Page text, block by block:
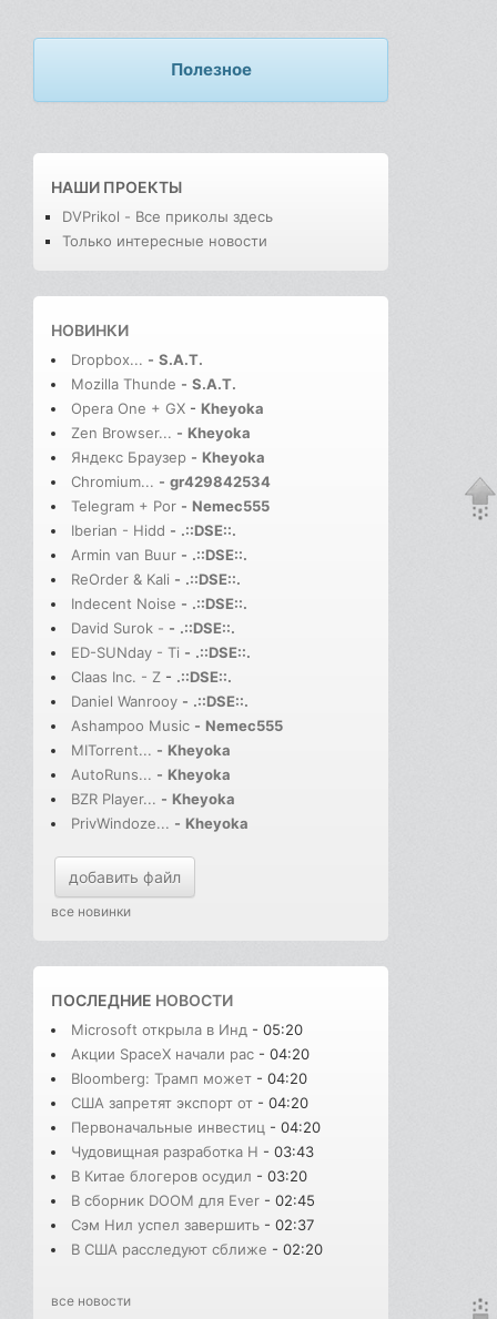
Полезное
НАШИ ПРОЕКТЫ
DVPrikol - Все приколы здесь
Только интересные новости
НОВИНКИ
Dropbox... - S.A.T.
Mozilla Thunde - S.A.T.
Opera One + GX - Kheyoka
Zen Browser... - Kheyoka
Яндекс Браузер - Kheyoka
Chromium... - gr429842534
Telegram + Por - Nemec555
Iberian - Hidd - .::DSE::.
Armin van Buur - .::DSE::.
ReOrder & Kali - .::DSE::.
Indecent Noise - .::DSE::.
David Surok - - .::DSE::.
ED-SUNday - Ti - .::DSE::.
Claas Inc. - Z - .::DSE::.
Daniel Wanrooy - .::DSE::.
Ashampoo Music - Nemec555
MITorrent... - Kheyoka
AutoRuns... - Kheyoka
BZR Player... - Kheyoka
PrivWindoze... - Kheyoka
добавить файл
все новинки
ПОСЛЕДНИЕ НОВОСТИ
Microsoft открыла в Инд - 05:20
Акции SpaceX начали рас - 04:20
Bloomberg: Трамп может - 04:20
США запретят экспорт от - 04:20
Первоначальные инвестиц - 04:20
Чудовищная разработка H - 03:43
В Китае блогеров осудил - 03:20
В сборник DOOM для Ever - 02:45
Сэм Нил успел завершить - 02:37
В США расследуют сближе - 02:20
все новости